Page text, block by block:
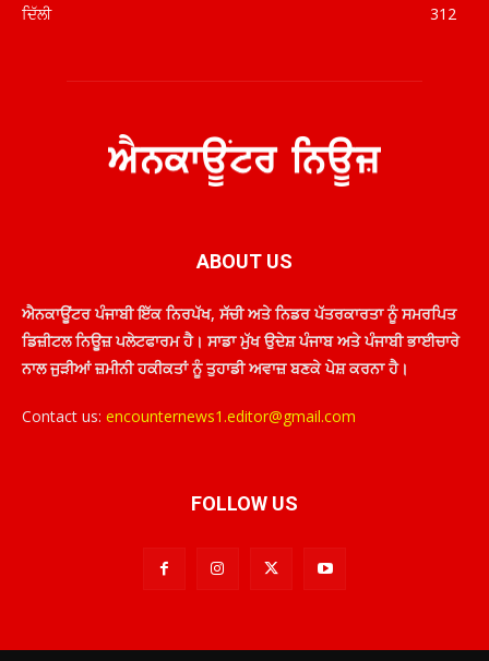
ਦਿੱਲੀ
312
ABOUT US
ਐਨਕਾਊਂਟਰ ਪੰਜਾਬੀ ਇੱਕ ਨਿਰਪੱਖ, ਸੱਚੀ ਅਤੇ ਨਿਡਰ ਪੱਤਰਕਾਰਤਾ ਨੂੰ ਸਮਰਪਿਤ
ਡਿਜ਼ੀਟਲ ਨਿਊਜ਼ ਪਲੇਟਫਾਰਮ ਹੈ। ਸਾਡਾ ਮੁੱਖ ਉਦੇਸ਼ ਪੰਜਾਬ ਅਤੇ ਪੰਜਾਬੀ ਭਾਈਚਾਰੇ
ਨਾਲ ਜੁੜੀਆਂ ਜ਼ਮੀਨੀ ਹਕੀਕਤਾਂ ਨੂੰ ਤੁਹਾਡੀ ਅਵਾਜ਼ ਬਣਕੇ ਪੇਸ਼ ਕਰਨਾ ਹੈ।
Contact us: encounternews1.editor@gmail.com
FOLLOW US